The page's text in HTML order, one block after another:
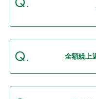
機能・サービス
セキュリティ
全額繰上